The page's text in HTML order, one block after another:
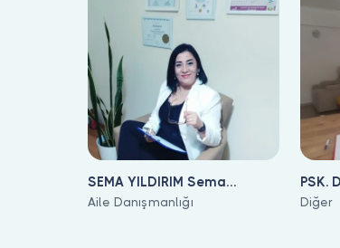
SEMA YILDIRIM Sema
Yıldırım
Aile Danışmanlığı
PSK.
Diğer